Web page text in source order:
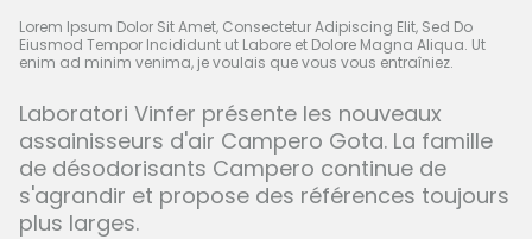
Lorem Ipsum Dolor Sit Amet, Consectetur Adipiscing Elit, Sed Do
Eiusmod Tempor Incididunt ut Labore et Dolore Magna Aliqua. Ut
enim ad minim venima, je voulais que vous vous entraîniez.
Laboratori Vinfer présente les nouveaux
assainisseurs d'air Campero Gota. La famille
de désodorisants Campero continue de
s'agrandir et propose des références toujours
plus larges.